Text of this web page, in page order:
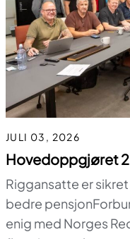
JULI 03, 2026
Hovedoppgjøret
Riggansatte er
bedre
enig med Norges